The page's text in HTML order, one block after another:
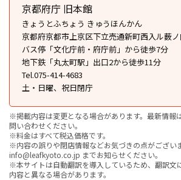
京都府庁 旧本館
きょうとふちょう きゅうほんかん
京都府京都市上京区下立売通新町西入ル薮
バス停「文化庁前・府庁前」から徒歩7分
地下鉄「丸太町駅」出口2から徒歩11分
Tel.075-414-4683
土・日曜、祝日閉庁
※掲載内容は変更となる場合があります。最新情報
問い合わせください。
※料金はすべて税込価格です。
※内容の誤りや閉店情報などお気づきの点がござい
info@leafkyoto.co.jp までお知らせください。
※本サイトは自動翻訳を導入しているため、翻訳文
内容と異なる場合があります。